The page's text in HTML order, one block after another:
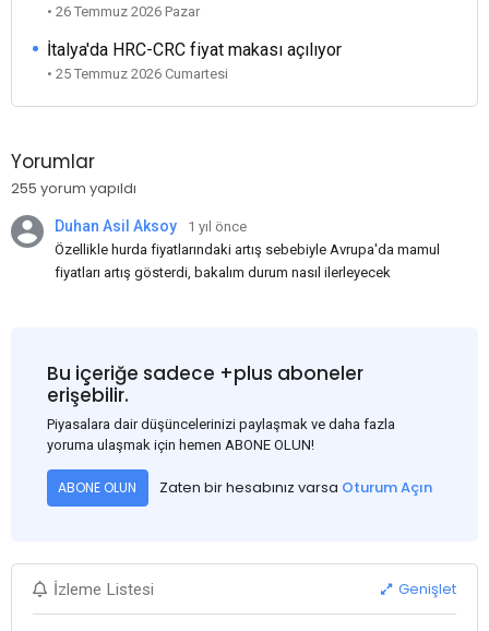
• 26 Temmuz 2026 Pazar
İtalya'da HRC-CRC fiyat makası açılıyor
• 25 Temmuz 2026 Cumartesi
Yorumlar
255 yorum yapıldı
Duhan Asil Aksoy
1 yıl önce
Özellikle hurda fiyatlarındaki artış sebebiyle Avrupa'da mamul
fiyatları artış gösterdi, bakalım durum nasıl ilerleyecek
Bu içeriğe sadece +plus aboneler
erişebilir.
Piyasalara dair düşüncelerinizi paylaşmak ve daha fazla
yoruma ulaşmak için hemen ABONE OLUN!
ABONE OLUN Zaten bir hesabınız varsa Oturum Açın
İzleme Listesi Genişlet